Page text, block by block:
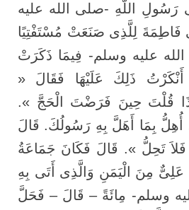
رَسُولِ اللَّهِ -صلى الله عليه
لِلَّذِى صَنَعَتْ مُسْتَفْتِيًا
عليه وسلم- فِيمَا ذَكَرَتْ
أَنْكَرْتُ ذَلِكَ عَلَيْهَا فَقَالَ «
قُلْتَ حِينَ فَرَضْتَ الْحَجَّ ».
أُهِلُّ بِمَا أَهَلَّ بِهِ رَسُولُكَ. قَالَ
تَحِلُّ ». قَالَ فَكَانَ جَمَاعَةُ
عَلِىٌّ مِنَ الْيَمَنِ وَالَّذِى أَتَى بِهِ
وسلم- مِائَةً – قَالَ – فَحَلَّ